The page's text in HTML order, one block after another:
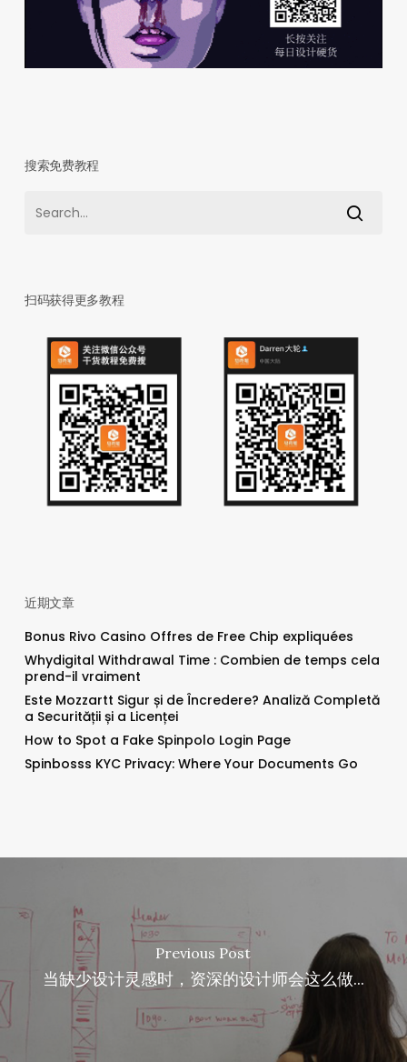
搜索免费教程
扫码获得更多教程
近期文章
Bonus Rivo Casino Offres de Free Chip expliquées
Whydigital Withdrawal Time : Combien de temps cela
prend-il vraiment
Este Mozzartt Sigur și de Încredere? Analiză Completă
a Securității și a Licenței
How to Spot a Fake Spinpolo Login Page
Spinbosss KYC Privacy: Where Your Documents Go
Previous Post
当缺少设计灵感时，资深的设计师会这么做...